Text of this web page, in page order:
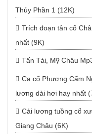
Thủy Phần 1 (12K)
Trích đoạn tân cổ
nhất (9K)
Tấn Tài, Mỹ Châu
Ca cổ Phương Cẩm
lương dài hơi hay nhất
Cải lương tuồng cổ
Giang Châu (6K)